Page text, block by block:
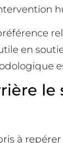
en
à